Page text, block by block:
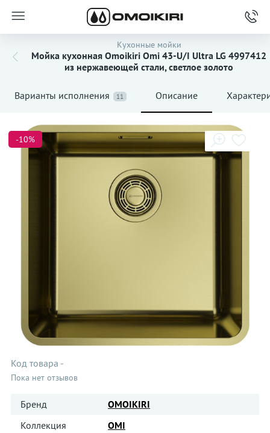
Кухонные мойки
Мойка кухонная Omoikiri Omi 43-U/I Ultra LG 4997412
из нержавеющей стали, светлое золото
Варианты исполнения 11 Описание
-10%
Код товара -
Пока нет отзывов
Бренд
OMOIKIRI
Коллекция
OMI